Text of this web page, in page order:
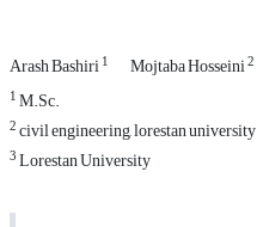
Arash Bashiri1 Mojtaba Hosseini2
1M.Sc.
2civil engineering, lorestan university
3Lorestan University